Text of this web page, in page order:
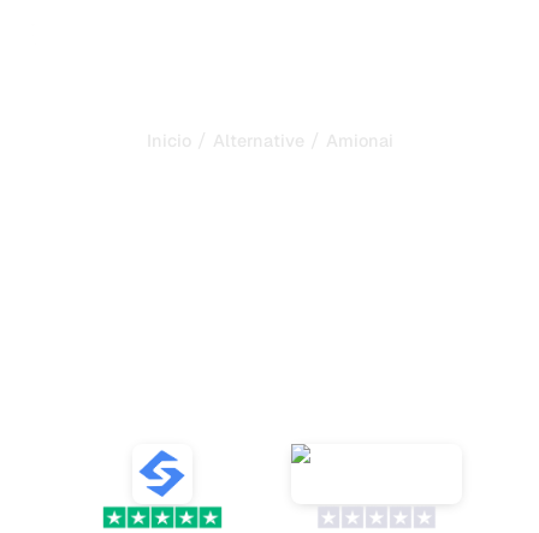
Inicio / Alternative / Amionai